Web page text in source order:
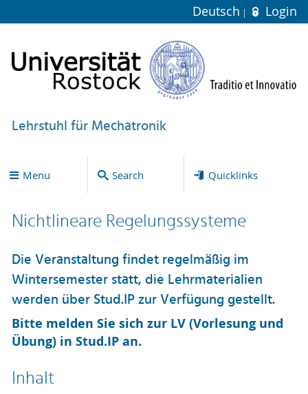
Deutsch Login
Lehrstuhl für Mechatronik
Menu Search Quicklinks
Nichtlineare Regelungssysteme
Die Veranstaltung findet regelmäßig im
Wintersemester statt, die Lehrmaterialien
werden über Stud.IP zur Verfügung gestellt.
Bitte melden Sie sich zur LV (Vorlesung und
Übung) in Stud.IP an.
Inhalt